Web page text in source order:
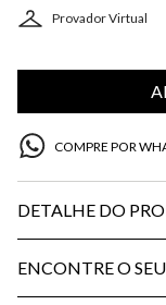
Provador Virtual
COMPRE POR
DETALHE DO
ENCONTRE O